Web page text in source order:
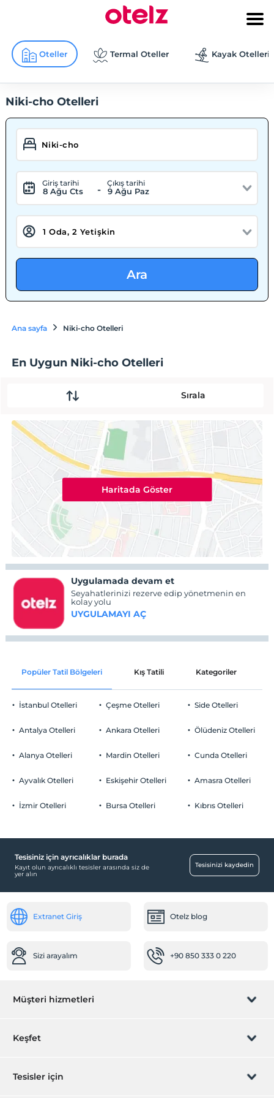
Oteller Termal Oteller Kayak Otelleri
Niki-cho Otelleri
Giriş tarihi
8 Ağu Cts -
Çıkış tarihi
9 Ağu Paz
Ara
Ana sayfa Niki-cho Otelleri
En Uygun Niki-cho Otelleri
Sırala
Haritada Göster
Uygulamada devam et
Seyahatlerinizi rezerve edip yönetmenin en
kolay yolu
UYGULAMAYI AÇ
Popüler Tatil Bölgeleri Kış Tatili Kategoriler
İstanbul Otelleri
Antalya Otelleri
Alanya Otelleri
Ayvalık Otelleri
İzmir Otelleri
Çeşme Otelleri
Ankara Otelleri
Mardin Otelleri
Eskişehir Otelleri
Bursa Otelleri
Side Otelleri
Ölüdeniz Otelleri
Cunda Otelleri
Amasra Otelleri
Kıbrıs Otelleri
Tesisiniz için ayrıcalıklar burada
Kayıt olun ayrıcalıklı tesisler arasında siz de
yer alın
Tesisinizi kaydedin
Extranet Giriş Otelz blog
Sizi arayalım +90 850 333 0 220
Müşteri hizmetleri
Rezervasyon yönet
Keşfet
Hediye Kart
Tesisler için